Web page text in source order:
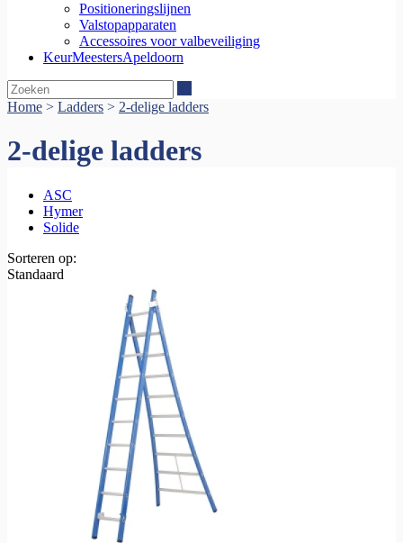
Positioneringslijnen
Valstopapparaten
Accessoires voor valbeveiliging
KeurMeestersApeldoorn
Home > Ladders > 2-delige ladders
2-delige ladders
ASC
Hymer
Solide
Sorteren op:
Standaard